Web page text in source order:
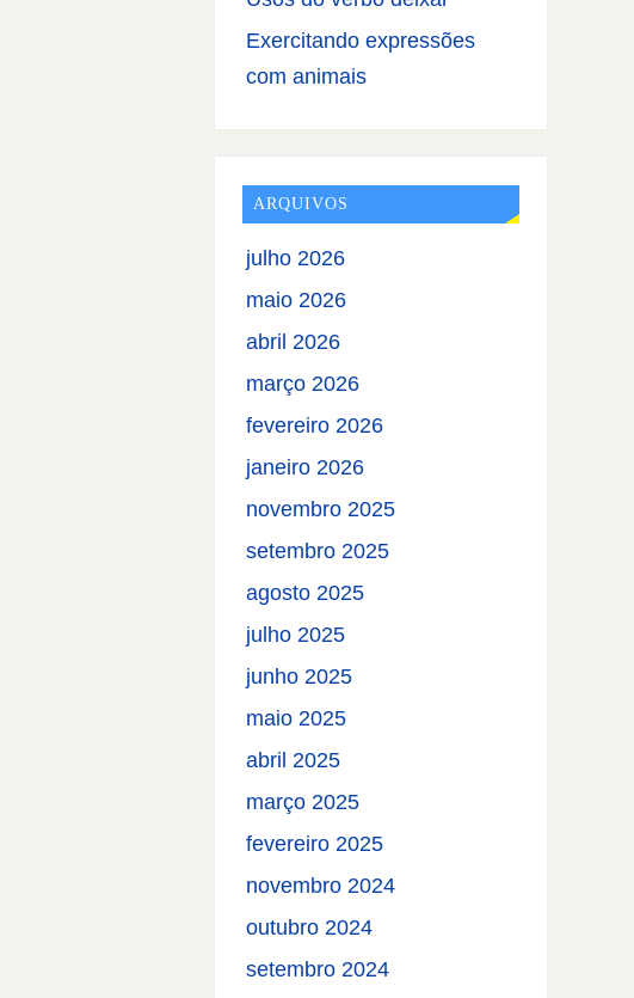
Exercitando expressões
com animais
ARQUIVOS
julho 2026
maio 2026
abril 2026
março 2026
fevereiro 2026
janeiro 2026
novembro 2025
setembro 2025
agosto 2025
julho 2025
junho 2025
maio 2025
abril 2025
março 2025
fevereiro 2025
novembro 2024
outubro 2024
setembro 2024